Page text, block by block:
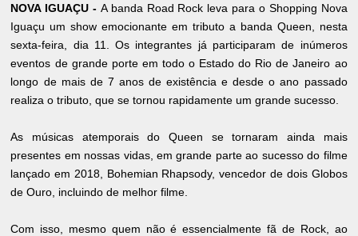
NOVA IGUAÇU - A banda Road Rock leva para o Shopping Nova
Iguaçu um show emocionante em tributo a banda Queen, nesta
sexta-feira, dia 11. Os integrantes já participaram de inúmeros
eventos de grande porte em todo o Estado do Rio de Janeiro ao
longo de mais de 7 anos de existência e desde o ano passado
realiza o tributo, que se tornou rapidamente um grande sucesso.
As músicas atemporais do Queen se tornaram ainda mais
presentes em nossas vidas, em grande parte ao sucesso do filme
lançado em 2018, Bohemian Rhapsody, vencedor de dois Globos
de Ouro, incluindo de melhor filme.
Com isso, mesmo quem não é essencialmente fã de Rock, ao